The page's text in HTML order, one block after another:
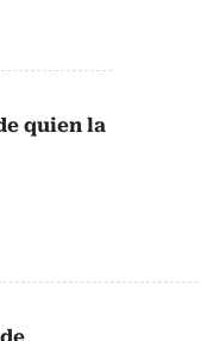
quien la